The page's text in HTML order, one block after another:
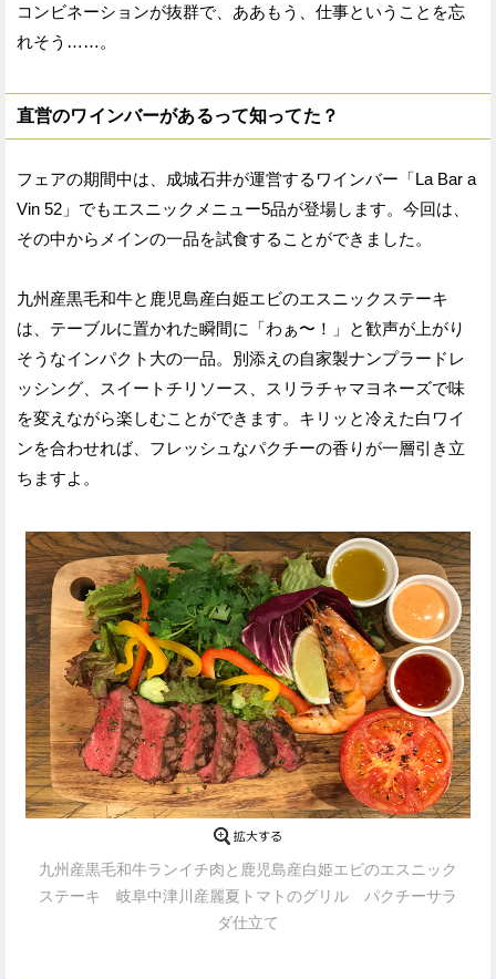
コンビネーションが抜群で、ああもう、仕事ということを忘
れそう……。
直営のワインバーがあるって知ってた？
フェアの期間中は、成城石井が運営するワインバー「La Bar a
Vin 52」でもエスニックメニュー5品が登場します。今回は、
その中からメインの一品を試食することができました。
九州産黒毛和牛と鹿児島産白姫エビのエスニックステーキ
は、テーブルに置かれた瞬間に「わぁ〜！」と歓声が上がり
そうなインパクト大の一品。別添えの自家製ナンプラードレ
ッシング、スイートチリソース、スリラチャマヨネーズで味
を変えながら楽しむことができます。キリッと冷えた白ワイ
ンを合わせれば、フレッシュなパクチーの香りが一層引き立
ちますよ。
九州産黒毛和牛ランイチ肉と鹿児島産白姫エビのエスニック
ステーキ 岐阜中津川産麗夏トマトのグリル パクチーサラ
ダ仕立て